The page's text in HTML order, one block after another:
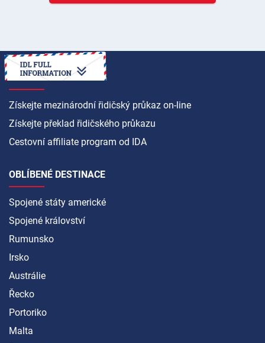
JAK NA TO
Získejte mezinárodní řidičský průkaz on-line
Získejte překlad řidičského průkazu
Cestovní affiliate program od IDA
OBLÍBENÉ DESTINACE
Spojené státy americké
Spojené království
Rumunsko
Irsko
Austrálie
Řecko
Portoriko
Malta